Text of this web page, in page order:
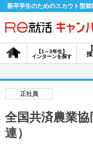
新卒学生のためのスカウト型就
【1～3年生】
インターンを探す
会員登録
正社員
全国共済農業
連）